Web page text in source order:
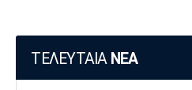
ΤΕΛΕΥΤΑΙΑ ΝΕΑ